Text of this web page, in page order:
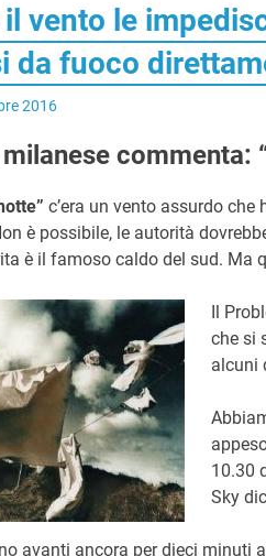
vento le
da fuoco
2016
commenta:
c’era un vento assurdo
è possibile, le autorità
è il famoso caldo del sud. Ma
Il
che si
alcuni
10.30
Sky
avanti ancora per dieci